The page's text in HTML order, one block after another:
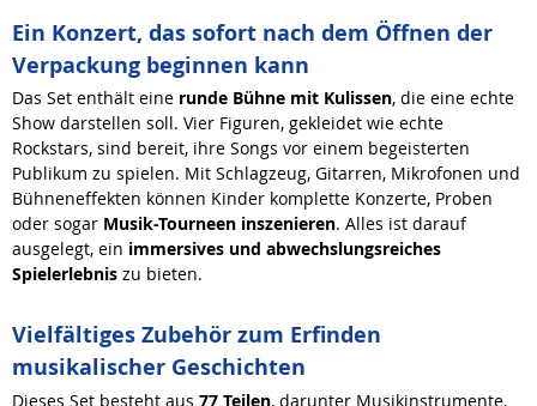
Ein Konzert, das sofort nach dem Öffnen der
Verpackung beginnen kann
Das Set enthält eine runde Bühne mit Kulissen, die eine echte
Show darstellen soll. Vier Figuren, gekleidet wie echte
Rockstars, sind bereit, ihre Songs vor einem begeisterten
Publikum zu spielen. Mit Schlagzeug, Gitarren, Mikrofonen und
Bühneneffekten können Kinder komplette Konzerte, Proben
oder sogar Musik-Tourneen inszenieren. Alles ist darauf
ausgelegt, ein immersives und abwechslungsreiches
Spielerlebnis zu bieten.
Vielfältiges Zubehör zum Erfinden
musikalischer Geschichten
Dieses Set besteht aus 77 Teilen, darunter Musikinstrumente,